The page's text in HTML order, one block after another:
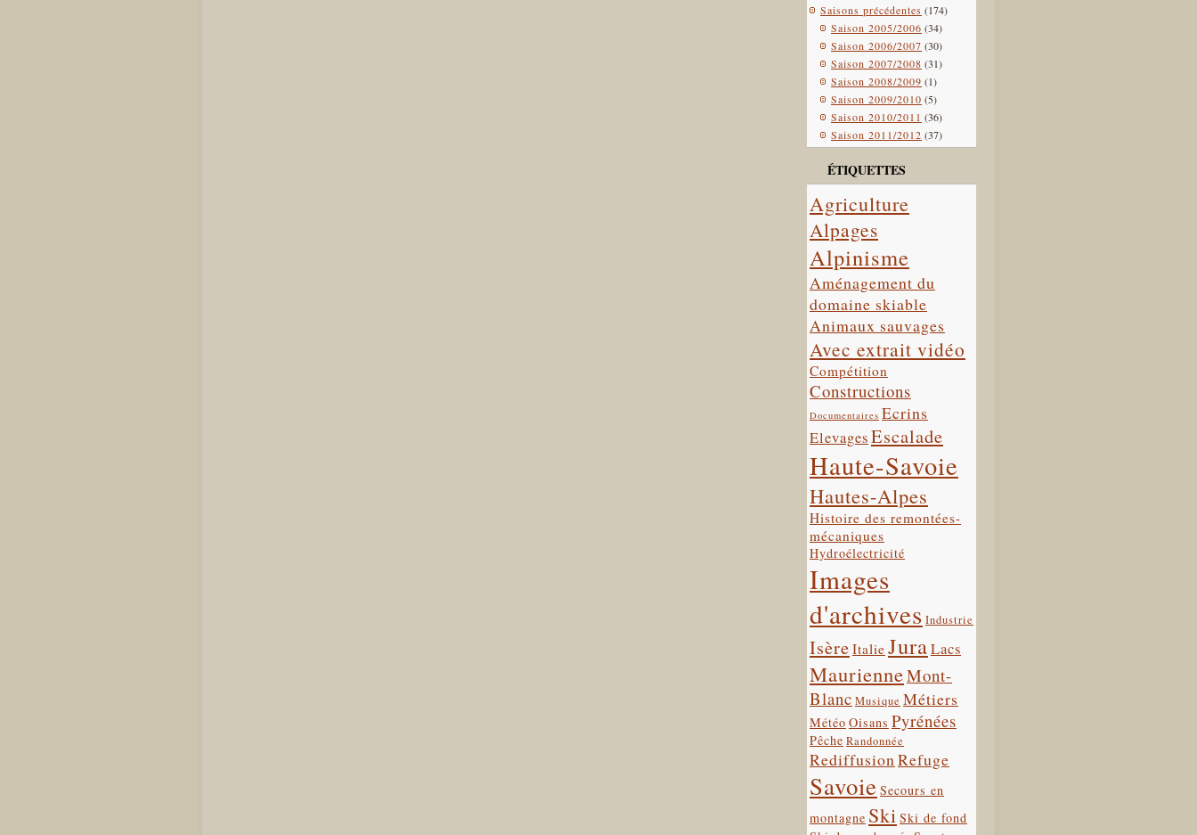
Saisons précédentes (174)
Saison 2005/2006 (34)
Saison 2006/2007 (30)
Saison 2007/2008 (31)
Saison 2008/2009 (1)
Saison 2009/2010 (5)
Saison 2010/2011 (36)
Saison 2011/2012 (37)
ÉTIQUETTES
Agriculture
Alpages
Alpinisme
Aménagement du
domaine skiable
Animaux sauvages
Avec extrait vidéo
Compétition
Constructions
Documentaires Ecrins
ElevagesEscalade
Haute-Savoie
Hautes-Alpes
Histoire des remontées-
mécaniques
Hydroélectricité
Images
d'archives Industrie
Isère Italie JuraLacs
MaurienneMont-
Blanc Musique Métiers
Météo Oisans Pyrénées
Pêche Randonnée
RediffusionRefuge
Savoie Secours en
montagne Ski Ski de fond